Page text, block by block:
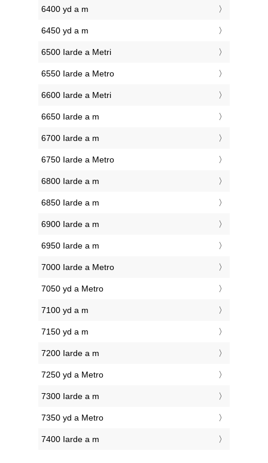
6400 yd a m
6450 yd a m
6500 Iarde a Metri
6550 Iarde a Metro
6600 Iarde a Metri
6650 Iarde a m
6700 Iarde a m
6750 Iarde a Metro
6800 Iarde a m
6850 Iarde a m
6900 Iarde a m
6950 Iarde a m
7000 Iarde a Metro
7050 yd a Metro
7100 yd a m
7150 yd a m
7200 Iarde a m
7250 yd a Metro
7300 Iarde a m
7350 yd a Metro
7400 Iarde a m